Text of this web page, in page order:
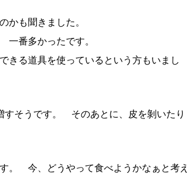
も聞きました。
番多かったです。
きる道具を使っているという方もいまし
そうです。 そのあとに、皮を剝いたり
。 今、どうやって食べようかなぁと考え